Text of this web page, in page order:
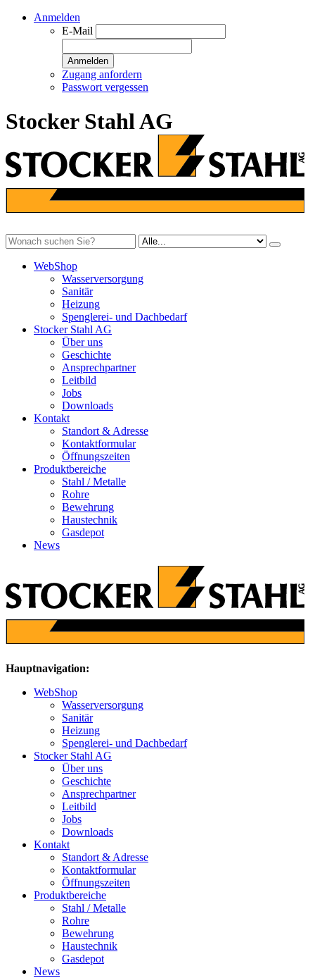
Anmelden
E-Mail
Anmelden
Zugang anfordern
Passwort vergessen
Stocker Stahl AG
WebShop
Wasserversorgung
Sanitär
Heizung
Spenglerei- und Dachbedarf
Stocker Stahl AG
Über uns
Geschichte
Ansprechpartner
Leitbild
Jobs
Downloads
Kontakt
Standort & Adresse
Kontaktformular
Öffnungszeiten
Produktbereiche
Stahl / Metalle
Rohre
Bewehrung
Haustechnik
Gasdepot
News
Hauptnavigation:
WebShop
Wasserversorgung
Sanitär
Heizung
Spenglerei- und Dachbedarf
Stocker Stahl AG
Über uns
Geschichte
Ansprechpartner
Leitbild
Jobs
Downloads
Kontakt
Standort & Adresse
Kontaktformular
Öffnungszeiten
Produktbereiche
Stahl / Metalle
Rohre
Bewehrung
Haustechnik
Gasdepot
News